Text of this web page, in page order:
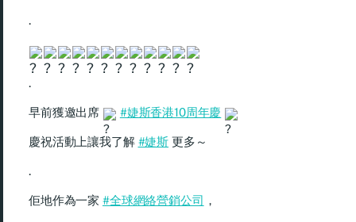
.
.
早前獲邀出席 #婕斯香港10周年慶
慶祝活動上讓我了解 #婕斯 更多～
.
佢地作為一家 #全球網絡營銷公司 ，